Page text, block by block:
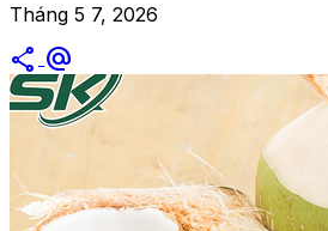
Tháng 5 7, 2026
share alternate_email